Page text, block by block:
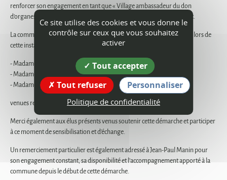
renforcer son engagement en tant que « Village ambassadeur du don
d'organes », aux côtés des associations et bénévoles investis sur le sujet.
La commune remercie chaleureusement les représentantes présentes lors de
cette installation :
- Madame Josiane Bergeret,
- Madame Maguy Gourdol,
- Madame Cécile Manin,
venues représenter l'association France Rein Drôme Ardèche.
Merci également aux élus présents venus soutenir cette démarche et participer
à ce moment de sensibilisation et d'échange.
Un remerciement particulier est également adressé à Jean-Paul Manin pour
son engagement constant, sa disponibilité et l'accompagnement apporté à la
commune depuis le début de cette démarche.
Ce site utilise des cookies et vous donne le
contrôle sur ceux que vous souhaitez
activer
Tout accepter
Tout refuser
Personnaliser
Politique de confidentialité